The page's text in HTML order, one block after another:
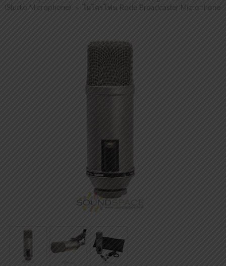
(Studio Microphone)
ไมโครโฟน Rode Broadcaster Microphone